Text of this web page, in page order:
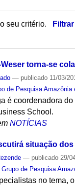
seu critério.
torna-se
— publicado 11/03/
de Pesquisa
é coordenadora
School.
NOTÍCIAS
situação
— publicado 29/
,Grupo de Pesquisa
no tema,